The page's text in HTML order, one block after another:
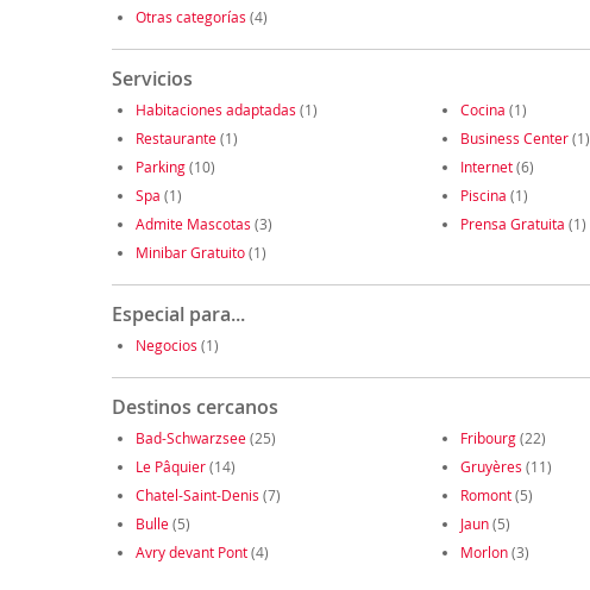
Otras categorías (4)
Servicios
Habitaciones adaptadas (1) Cocina (1)
Restaurante(1) Business Center(1)
Parking(10) Internet(6)
Spa (1) Piscina (1)
Admite Mascotas (3) Prensa Gratuita (1)
Minibar Gratuito(1)
Especial para...
Negocios (1)
Destinos cercanos
Bad-Schwarzsee(25) Fribourg(22)
Le Pâquier(14) Gruyères (11)
Chatel-Saint-Denis (7) Romont(5)
Bulle(5) Jaun(5)
Avry devant Pont(4) Morlon(3)